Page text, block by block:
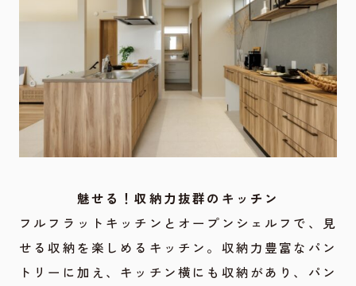
魅せる！収納力抜群のキッチン
フルフラットキッチンとオープンシェルフで、見
せる収納を楽しめるキッチン。収納力豊富なパン
トリーに加え、キッチン横にも収納があり、パン